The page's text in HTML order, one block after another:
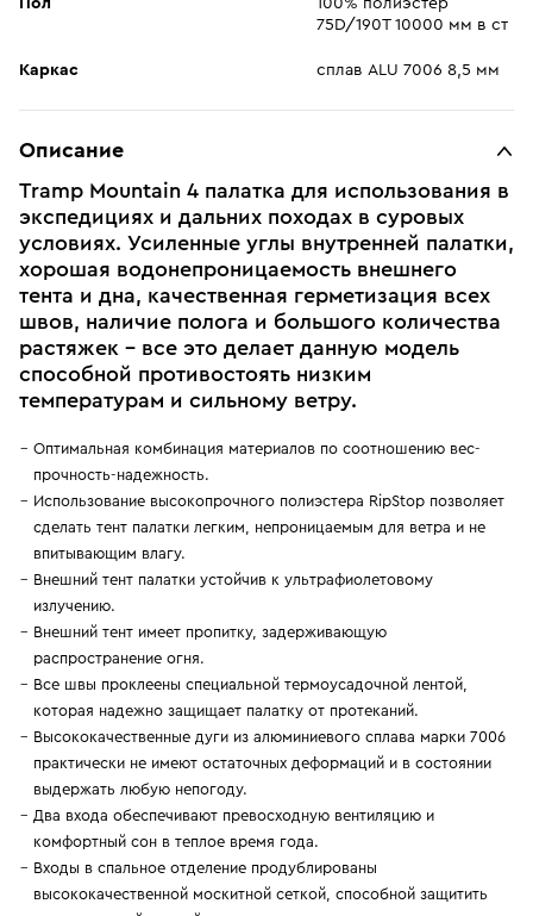
Пол
100% полиэстер
75D/190T 10000 мм в ст
Каркас сплав ALU 7006 8,5 мм
Описание
Tramp Mountain 4 палатка для использования в
экспедициях и дальних походах в суровых
условиях. Усиленные углы внутренней палатки,
хорошая водонепроницаемость внешнего
тента и дна, качественная герметизация всех
швов, наличие полога и большого количества
растяжек - все это делает данную модель
способной противостоять низким
температурам и сильному ветру.
Оптимальная комбинация материалов по соотношению вес-
прочность-надежность.
Использование высокопрочного полиэстера RipStop позволяет
сделать тент палатки легким, непроницаемым для ветра и не
впитывающим влагу.
Внешний тент палатки устойчив к ультрафиолетовому
излучению.
Внешний тент имеет пропитку, задерживающую
распространение огня.
Все швы проклеены специальной термоусадочной лентой,
которая надежно защищает палатку от протеканий.
Высококачественные дуги из алюминиевого сплава марки 7006
практически не имеют остаточных деформаций и в состоянии
выдержать любую непогоду.
Два входа обеспечивают превосходную вентиляцию и
комфортный сон в теплое время года.
Входы в спальное отделение продублированы
высококачественной москитной сеткой, способной защитить